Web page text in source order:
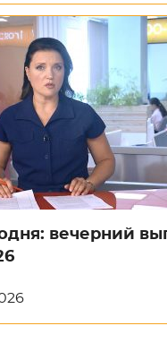
вечерний